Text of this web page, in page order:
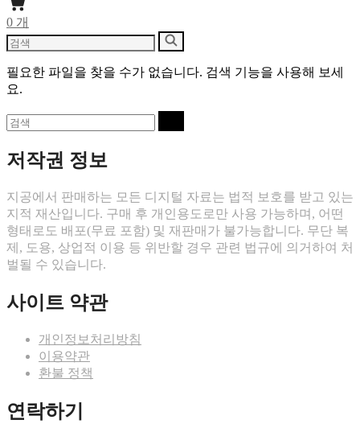
0 개
다
음
을
검
검
색
필요한 파일을 찾을 수가 없습니다. 검색 기능을 사용해 보세
요.
다
음
을
검
색
저작권 정보
지공에서 판매하는 모든 디지털 자료는 법적 보호를 받고 있는
지적 재산입니다. 구매 후 개인용도로만 사용 가능하며, 어떤
형태로도 배포(무료 포함) 및 재판매가 불가능합니다. 무단 복
제, 도용, 상업적 이용 등 위반할 경우 관련 법규에 의거하여 처
벌될 수 있습니다.
사이트 약관
개인정보처리방침
이용약관
환불 정책
연락하기